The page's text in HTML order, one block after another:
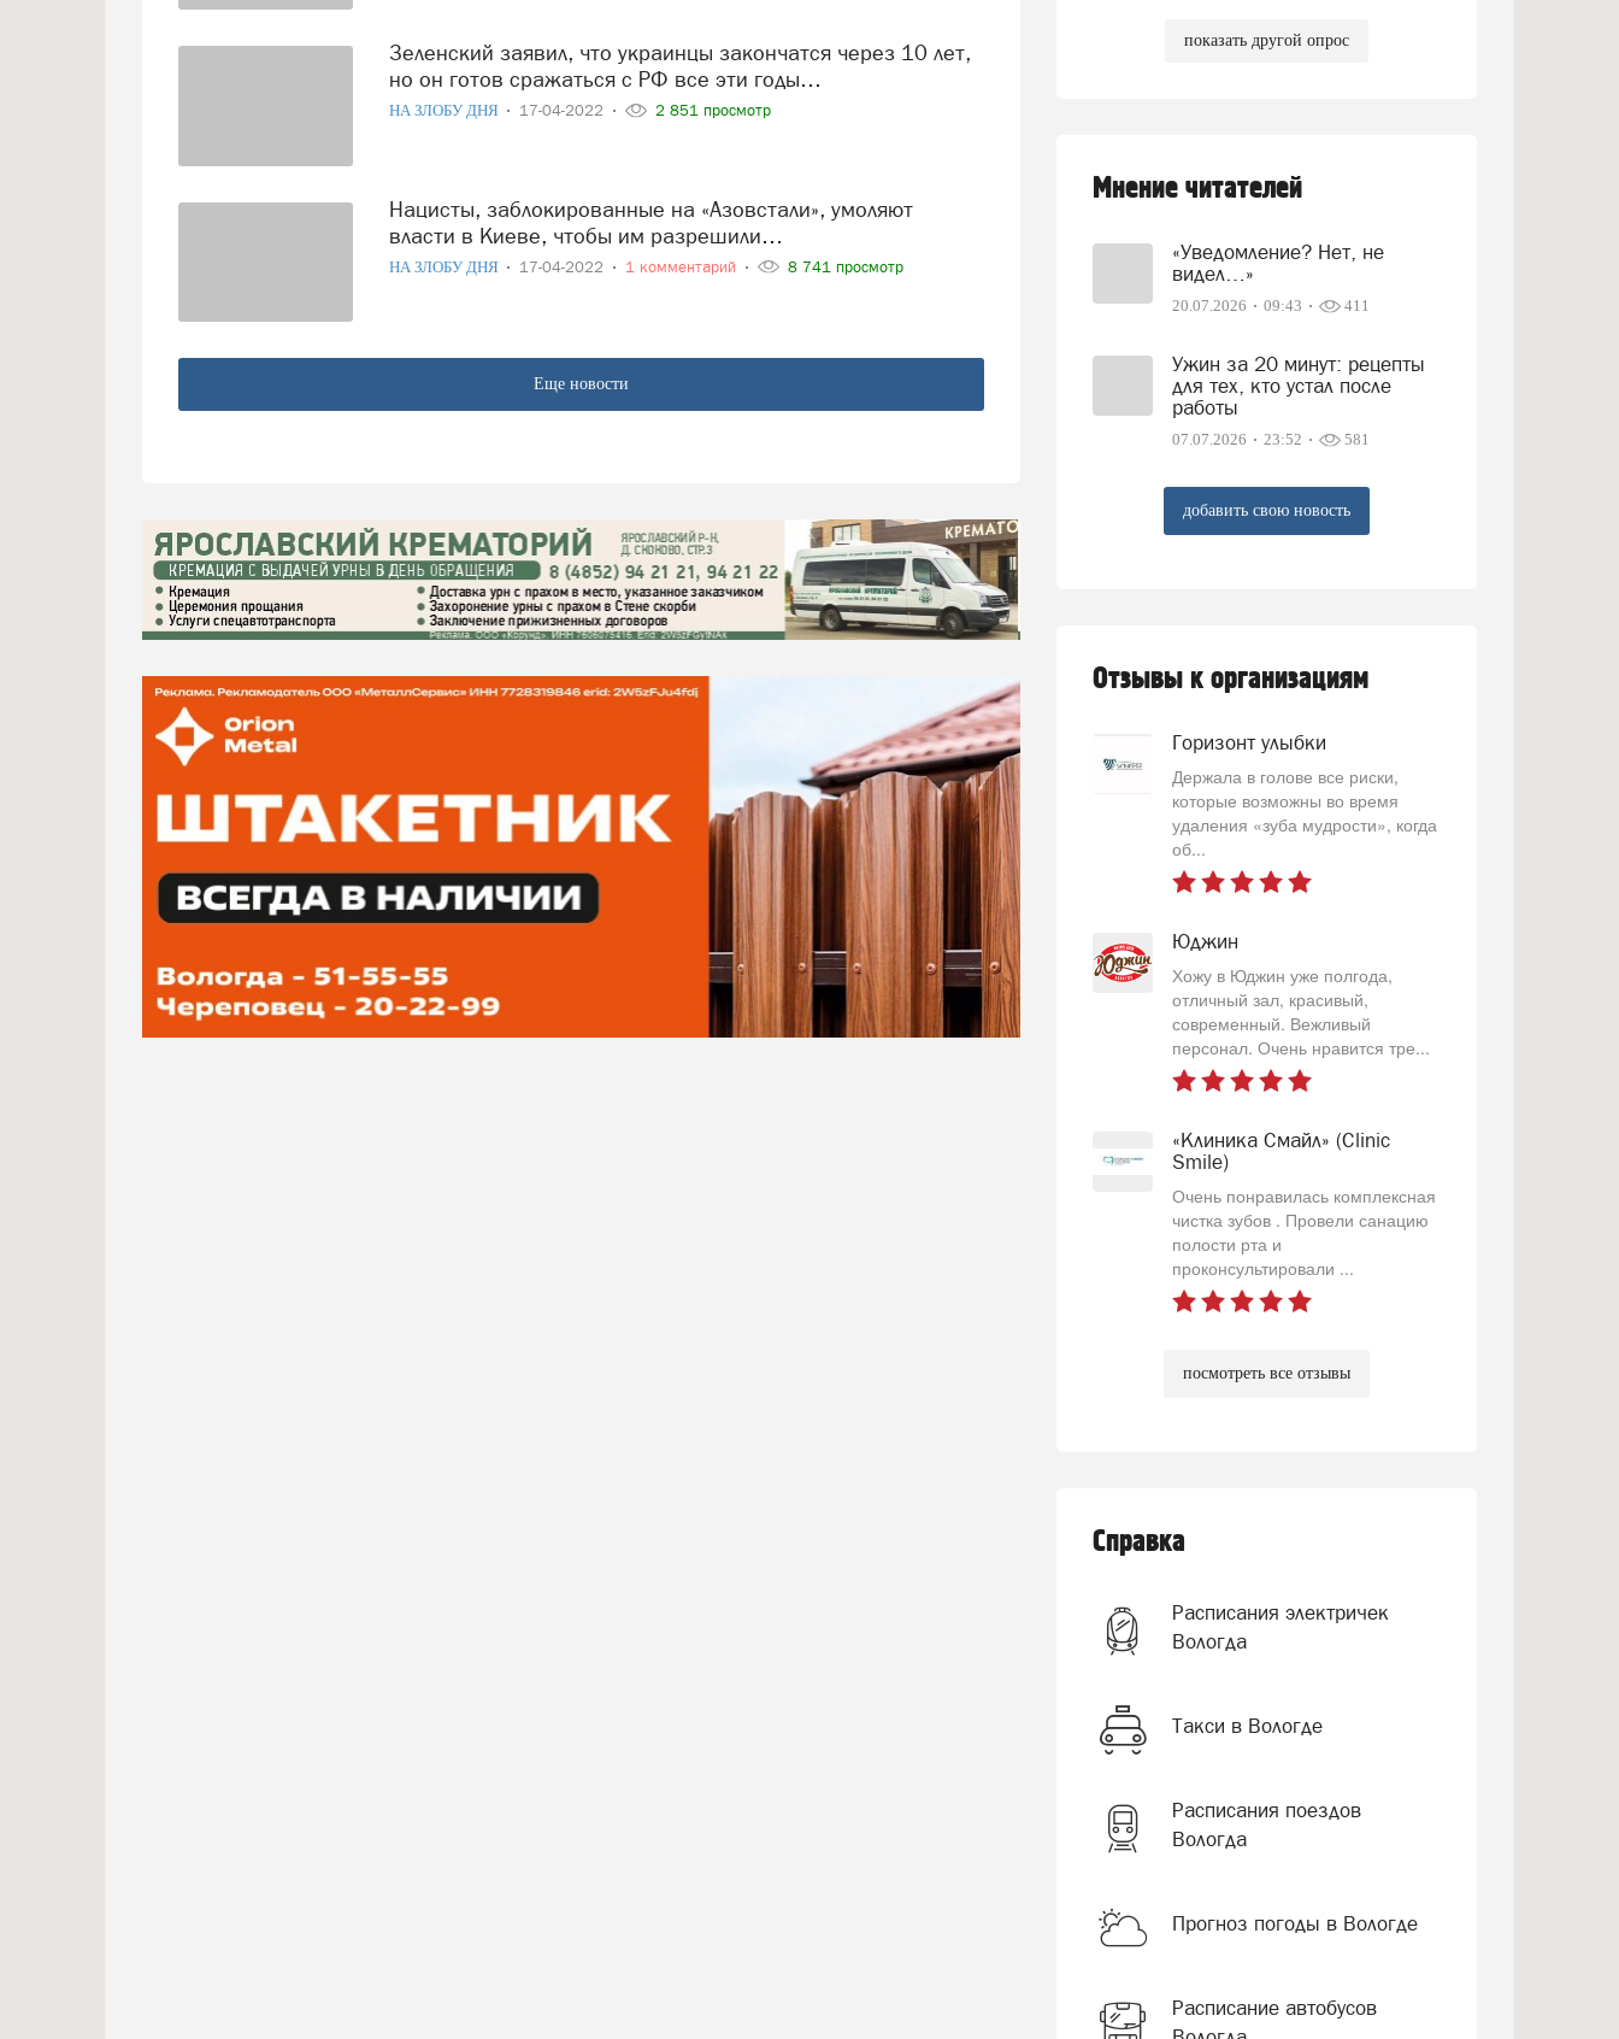
Зеленский заявил, что украинцы закончатся через 10 лет,
но он готов сражаться с РФ все эти годы…
НА ЗЛОБУ ДНЯ 17-04-2022 2 851 просмотр
Нацисты, заблокированные на «Азовстали», умоляют
власти в Киеве, чтобы им разрешили…
НА ЗЛОБУ ДНЯ 17-04-2022 1 комментарий 8 741 просмотр
Еще новости
показать другой опрос
Мнение читателей
«Уведомление? Нет, не
видел…»
20.07.2026 09:43 411
Ужин за 20 минут: рецепты
для тех, кто устал после
работы
07.07.2026 23:52 581
добавить свою новость
Отзывы к организациям
Горизонт улыбки
Держала в голове все риски,
которые возможны во время
удаления «зуба мудрости», когда
об...
Юджин
Хожу в Юджин уже полгода,
отличный зал, красивый,
современный. Вежливый
персонал. Очень нравится тре...
«Клиника Смайл» (Clinic
Smile)
Очень понравилась комплексная
чистка зубов . Провели санацию
полости рта и
проконсультировали ...
посмотреть все отзывы
Справка
Расписания электричек
Вологда
Такси в Вологде
Расписания поездов
Вологда
Прогноз погоды в Вологде
Расписание автобусов